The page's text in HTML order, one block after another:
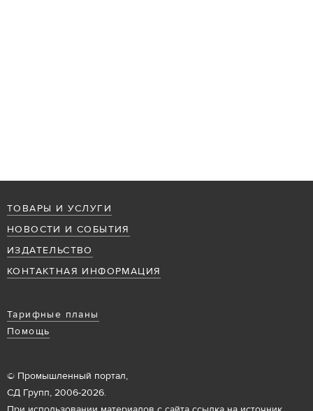
ТОВАРЫ И УСЛУГИ
НОВОСТИ И СОБЫТИЯ
ИЗДАТЕЛЬСТВО
КОНТАКТНАЯ ИНФОРМАЦИЯ
Тарифные планы
Помощь
© Промышленный портал,
СД Групп, 2006-2026.